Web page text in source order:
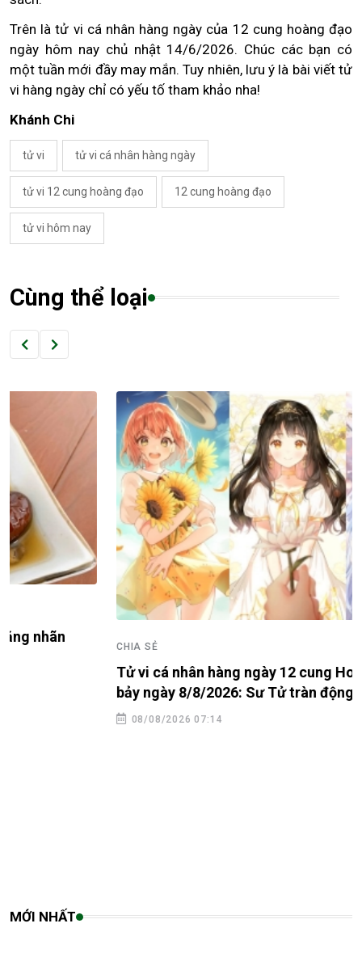
Trên là tử vi cá nhân hàng ngày của 12 cung hoàng đạo
ngày hôm nay chủ nhật 14/6/2026. Chúc các bạn có
một tuần mới đầy may mắn. Tuy nhiên, lưu ý là bài viết tử
vi hàng ngày chỉ có yếu tố tham khảo nha!
Khánh Chi
tử vi tử vi cá nhân hàng ngày
tử vi 12 cung hoàng đạo 12 cung hoàng đạo
tử vi hôm nay
Cùng thể loại
CHIA SẺ
Tử vi cá nhân hàng ngày 12 cung Hoàng Đạo thứ
bảy ngày 8/8/2026: Sư Tử tràn động lực
MỚI NHẤT